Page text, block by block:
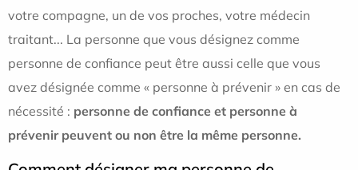
votre compagne, un de vos proches, votre médecin
traitant... La personne que vous désignez comme
personne de confiance peut être aussi celle que vous
avez désignée comme « personne à prévenir » en cas de
nécessité : personne de confiance et personne à
prévenir peuvent ou non être la même personne.